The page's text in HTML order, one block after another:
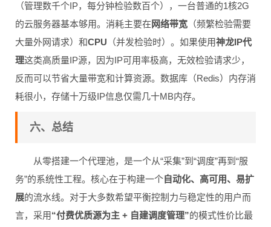
（管理数千个IP，每分钟检验数百个），一台普通的1核2G
的云服务器基本够用。消耗主要在 网络带宽 （频繁检验需要
大量外网请求）和CPU （并发检验时）。如果使用神龙IP代
理这类高质量IP源，因为IP可用率极高，无效检验请求少，
反而可以节省大量带宽和计算资源。数据库（Redis）内存消
耗很小，存储十万级IP信息仅需几十MB内存。
六、总结
从零搭建一个代理池，是一个从“采集”到“调度”再到“服
务”的系统性工程。核心在于构建一个自动化、高可用、易扩
展的流水线。对于大多数希望平衡控制力与稳定性的用户而
言，采用“付费优质源为主 + 自建调度管理”的模式性价比最